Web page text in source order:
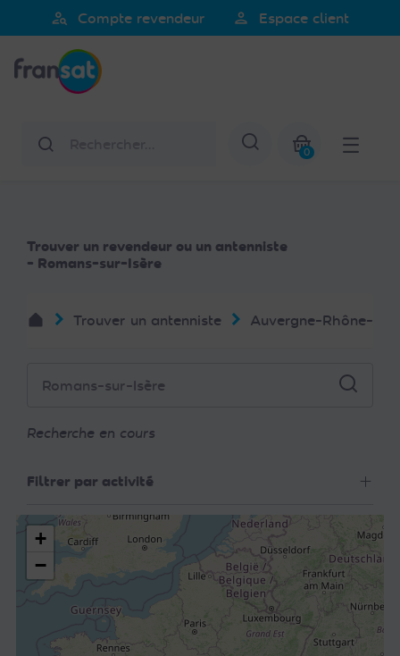
noter
Ce
comprend
person_search Compte revendeur person Espace client
Afficher la
0
Trouver un revendeur ou un antenniste
- Romans-sur-Isère
Trouver un antenniste Auvergne-Rhône-
Recherche en cours
Filtrer par activité
+
−